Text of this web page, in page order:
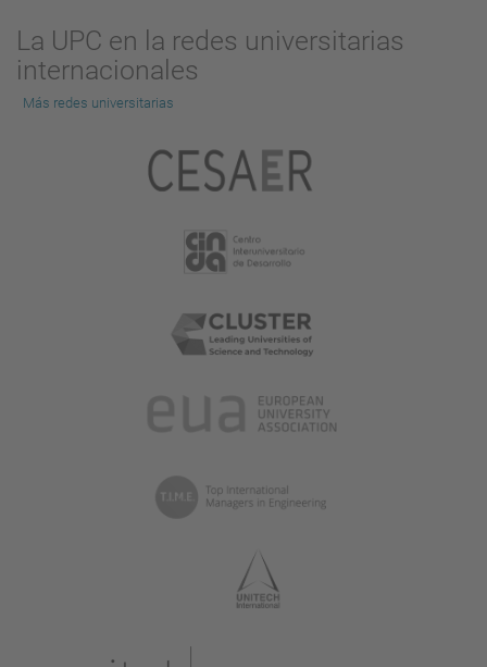
La UPC en la redes universitarias
internacionales
Más redes universitarias